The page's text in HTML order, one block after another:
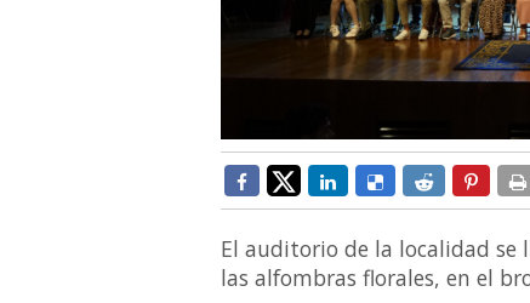
El auditorio de la localidad se
las alfombras florales, en el